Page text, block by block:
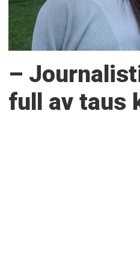
–
full av taus